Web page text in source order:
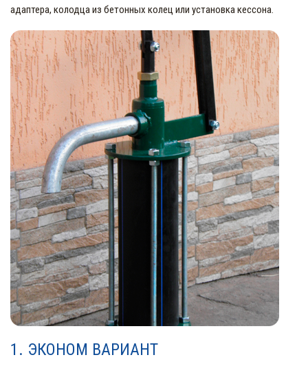
адаптера, колодца из бетонных колец или установка кессона.
1. ЭКОНОМ ВАРИАНТ